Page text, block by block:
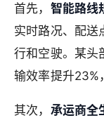
首先， 智能路线
实时路况、配送
行和空驶。某头
输效率提升23%
其次， 承运商全